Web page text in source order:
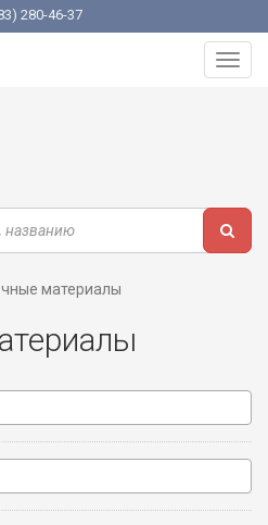
280-46-37
материалы